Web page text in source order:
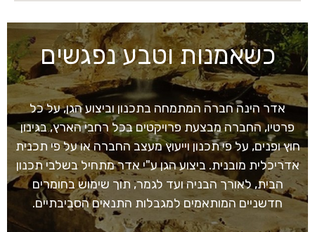
כשאמנות וטבע נפגשים
אדר הינה חברה המתמחה בתכנון וביצוע הגן, על כל
פרטיו, החברה מבצעת פרויקטים בכל רחבי הארץ, בגינון
חוץ ופנים, על פי תכנון וייעוץ מעצב החברה או על פי תכנית
אדריכלית מובנית. ביצוע הגן ע"י אדר מתחיל בשלבי תכנון
הבית, לאורך הבניה ועד לגמר, תוך שימוש בחומרים
חדשניים המותאמים למגבלות התנאים הסביבתיים.